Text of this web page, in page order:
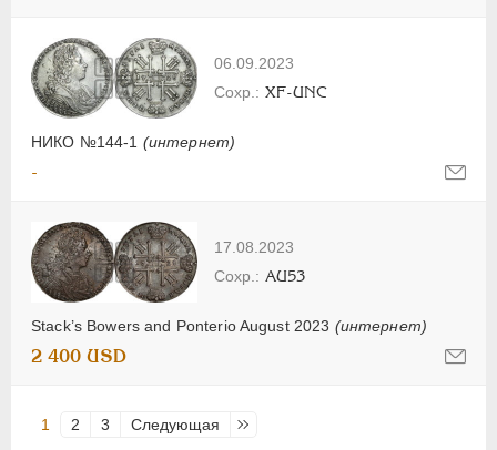
06.09.2023
НИКО №144-1 (интернет)
XF-UNC
-
17.08.2023
Stack’s Bowers and Ponterio August 2023 (интернет)
AU53
2 400 USD
1 2 3 Следующая Последняя